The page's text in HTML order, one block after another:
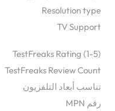
Resolution type
TV Support
TestFreaks Rating (1-5)
TestFreaks Review Count
تناسب أبعاد التلفزيون
رقم MPN